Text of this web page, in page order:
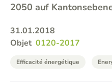
2050 auf
31.01.2018
Objet 0120-2017
Efficacité énergétique